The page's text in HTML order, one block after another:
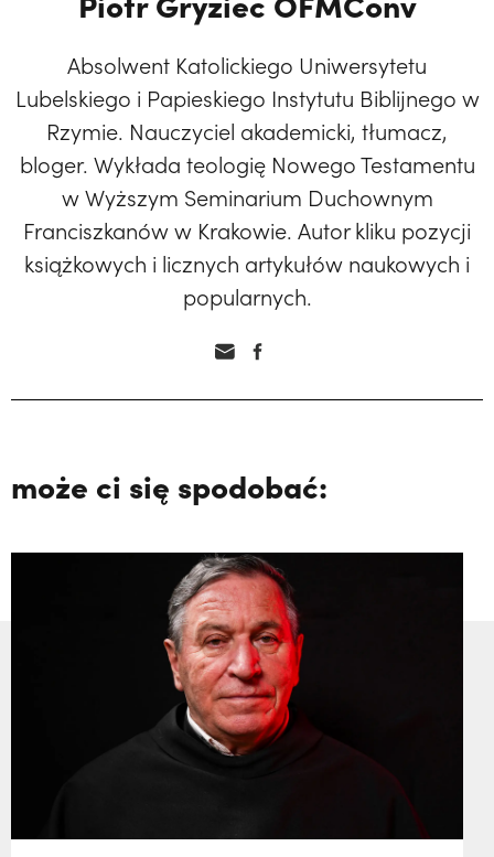
Absolwent Katolickiego Uniwersytetu
Lubelskiego i Papieskiego Instytutu Biblijnego w
Rzymie. Nauczyciel akademicki, tłumacz,
bloger. Wykłada teologię Nowego Testamentu
w Wyższym Seminarium Duchownym
Franciszkanów w Krakowie. Autor kliku pozycji
książkowych i licznych artykułów naukowych i
popularnych.
może ci się spodobać: